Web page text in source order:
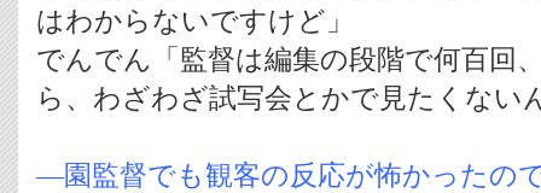
はわからないですけど」
でんでん「監督は編集の段階で何百回
ら、わざわざ試写会とかで見たくない
―園監督でも観客の反応が怖かったの